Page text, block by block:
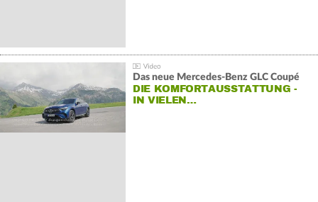
Das neue Mercedes-Benz GLC Coupé
DIE KOMFORTAUSSTATTUNG -
IN VIELEN…